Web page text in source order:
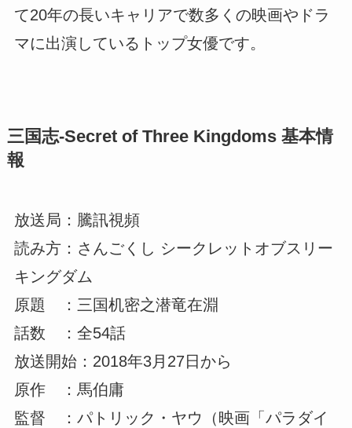
て20年の長いキャリアで数多くの映画やドラ
マに出演しているトップ女優です。
三国志-Secret of Three Kingdoms 基本情
報
放送局：騰訊視頻
読み方：さんごくし シークレットオブスリー
キングダム
原題 ：三国机密之潜竜在淵
話数 ：全54話
放送開始：2018年3月27日から
原作 ：馬伯庸
監督 ：パトリック・ヤウ（映画「パラダイ